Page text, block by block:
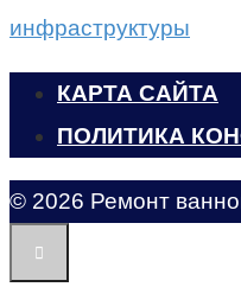
инфраструктуры
КАРТА САЙТА
ПОЛИТИКА
© 2026 Ремонт